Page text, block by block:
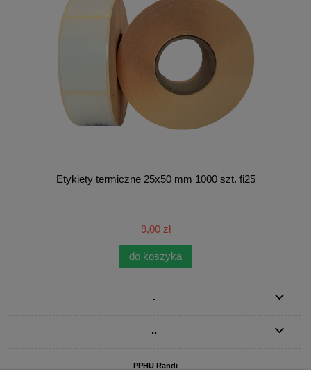
Etykiety termiczne 25x50 mm 1000 szt. fi25
9,00 zł
do koszyka
.
..
PPHU Randi